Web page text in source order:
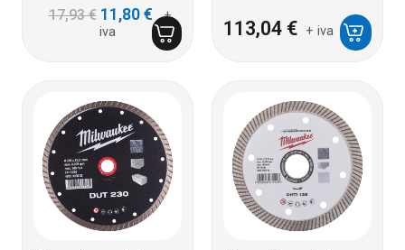
17,93€ Il
prezzo
originale
11,80€ Il
prezzo
attuale
è:
+
iva
113,04 € + iva